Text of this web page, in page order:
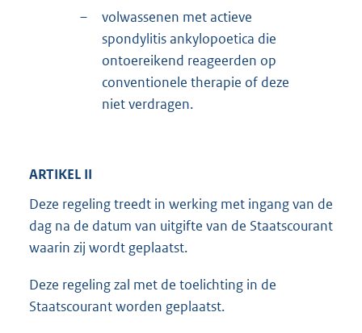
–
volwassenen met actieve
spondylitis ankylopoetica die
ontoereikend reageerden op
conventionele therapie of deze
niet verdragen.
ARTIKEL II
Deze regeling treedt in werking met ingang van de
dag na de datum van uitgifte van de Staatscourant
waarin zij wordt geplaatst.
Deze regeling zal met de toelichting in de
Staatscourant worden geplaatst.